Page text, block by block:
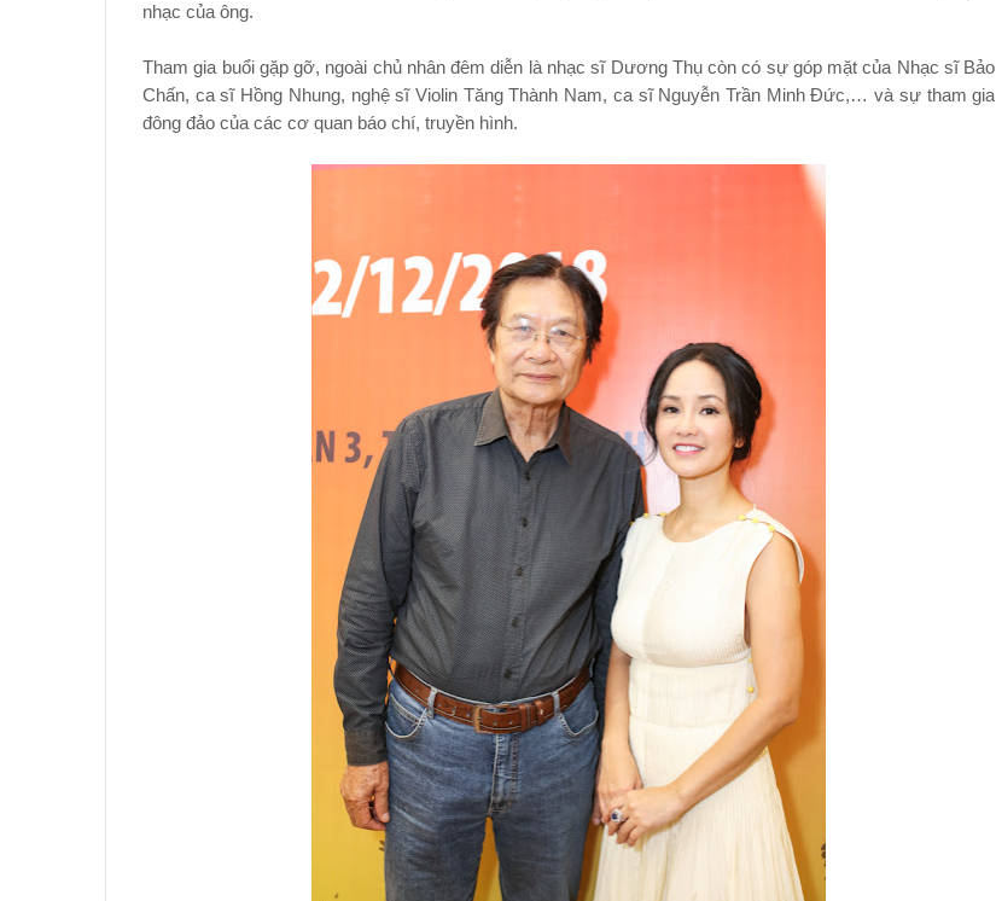
nhạc của ông.
Tham gia buổi gặp gỡ, ngoài chủ nhân đêm diễn là nhạc sĩ Dương Thụ còn có sự góp mặt của Nhạc sĩ Bảo
Chấn, ca sĩ Hồng Nhung, nghệ sĩ Violin Tăng Thành Nam, ca sĩ Nguyễn Trần Minh Đức,… và sự tham gia
đông đảo của các cơ quan báo chí, truyền hình.